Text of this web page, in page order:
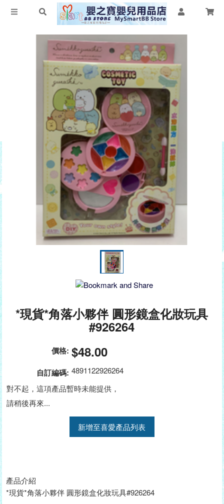
*現貨*角落小夥伴 圓形鏡盒化妝玩具
#926264
價格: $48.00
自訂編碼: 4891122926264
對不起，這項產品暫時未能提供，
請稍後再來...
新增至喜愛產品列表
產品介紹
*現貨*角落小夥伴 圓形鏡盒化妝玩具#926264